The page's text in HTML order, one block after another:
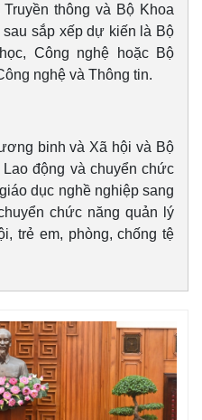
thông và Bộ Khoa
sắp xếp dự kiến là Bộ
Công nghệ hoặc Bộ
nghệ và Thông tin.
binh và Xã hội và Bộ
động và chuyển chức
dục nghề nghiệp sang
chức năng quản lý
trẻ em, phòng, chống tệ